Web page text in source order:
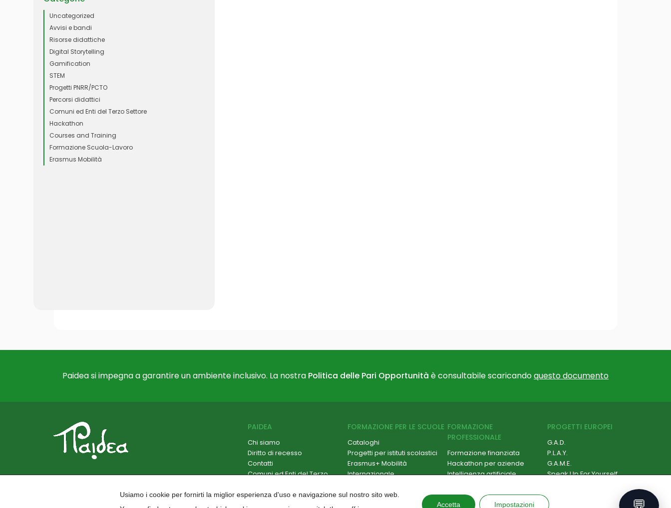
Uncategorized
Avvisi e bandi
Risorse didattiche
Digital Storytelling
Gamification
STEM
Progetti PNRR/PCTO
Percorsi didattici
Comuni ed Enti del Terzo Settore
Hackathon
Courses and Training
Formazione Scuola-Lavoro
Erasmus Mobilità
Paidea si impegna a garantire un ambiente inclusivo. La nostra Politica delle Pari Opportunità è consultabile scaricandoquesto documento
PAIDEA
Chi siamo
Diritto di recesso
Contatti
Comuni ed Enti del Terzo
Hackathon
Paidea Magazine
FORMAZIONE PER LE SCUOLE
Cataloghi
Progetti per istituti scolastici
Erasmus+ Mobilità
Internazionale
PCTO
Progetti PNRR
FORMAZIONE
PROFESSIONALE
Formazione finanziata
Hackathon per aziende
Intelligenza artificiale
Robotica e IoT
Soft Skill e Management
PROGETTI EUROPEI
G.A.D.
P.L.A.Y.
G.A.M.E.
Speak Up For Yourself
Usiamo i cookie per fornirti la miglior esperienza d'uso e navigazione sul nostro sito web.
Accetta Impostazioni